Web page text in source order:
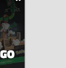
les plus
bord de Sandy
de